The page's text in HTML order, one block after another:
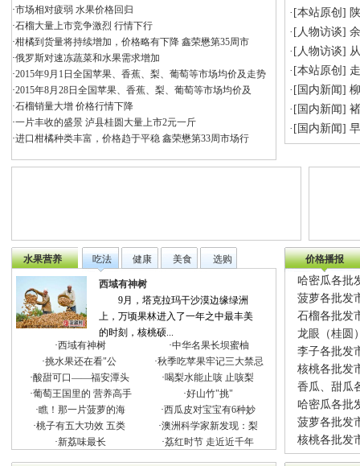
·市场相对疲弱 水果价格回归
·石榴大量上市竞争激烈 行情下行
·柑橘到货量将持续增加，价格略有下降 鑫荣懋第35周市
·俄罗斯对速冻蔬菜和水果需求增加
·2015年9月1日全国苹果、香蕉、梨、葡萄等市场均价及走势
·2015年8月28日全国苹果、香蕉、梨、葡萄等市场均价及
·石榴销量大增 价格行情下降
·一片丰收的盛景 泸县桂圆大量上市2元一斤
·进口柑橘种类丰富，价格趋于平稳 鑫荣懋第33周市场行
·[本站原创 ]
·[ 人物访谈]
·[ 人物访谈]
·[本站原创 ]
·[ 国内新闻]
·[ 国内新闻]
·[ 国内新闻]
水果营养 吃法 健康 美食 选购
西域有神树
9月，塔克拉玛干沙漠边缘绿洲
上，万顷果林进入了一年之中最丰美
的时刻，核桃硕...
·西域有神树 ·中华名果长坝蜜柚
·挑水果还在看"公 ·秋季吃苹果牢记三大禁忌
·酸甜可口——福安潭头 ·喝梨水能止咳 止咳梨
·葡萄王国里的 营养高手 ·好山竹"挑"
·瞧！那一片菠萝的海 ·西瓜皮对宝宝有6种妙
·桃子有五大功效 五类 ·澳洲科学家新发现：梨
·新荔味最长 ·荔红时节 走近近千年
价格播报
哈密瓜各批
菠萝各批发
石榴各批发
龙眼（桂圆
李子各批发
核桃各批发
香瓜、甜瓜
哈密瓜各批
菠萝各批发
核桃各批发